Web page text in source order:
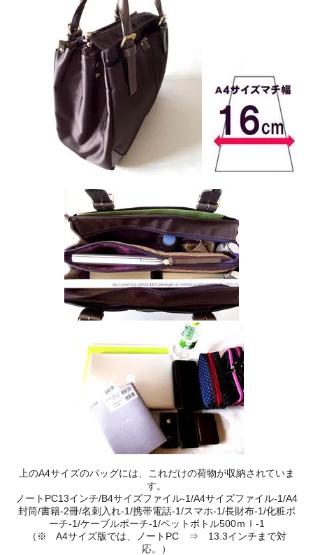
上のA4サイズのバッグには、これだけの荷物が収納されていま
す。
ノートPC13インチ/B4サイズファイル-1/A4サイズファイル-1/A4
封筒/書籍-2冊/名刺入れ-1/携帯電話-1/スマホ-1/長財布‐1/化粧ポ
ーチ-1/ケーブルポーチ-1/ペットボトル500ｍｌ-1
（※ A4サイズ版では、ノートPC ⇒ 13.3インチまで対
応。）